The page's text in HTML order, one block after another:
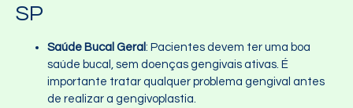
SP
Saúde Bucal Geral : Pacientes devem ter uma boa
saúde bucal, sem doenças gengivais ativas. É
importante tratar qualquer problema gengival antes
de realizar a gengivoplastia.